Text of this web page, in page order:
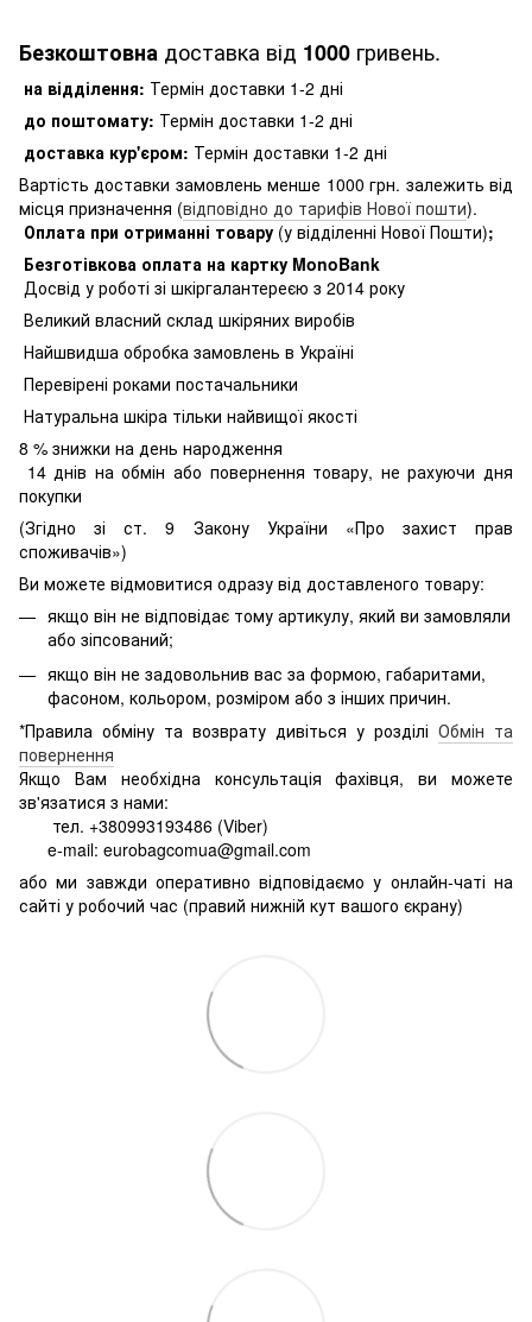
Безкоштовна доставка від 1000 гривень.
на відділення: Термін доставки 1-2 дні
до поштомату: Термін доставки 1-2 дні
доставка кур'єром: Термін доставки 1-2 дні
Вартість доставки замовлень менше 1000 грн. залежить від
місця призначення (відповідно до тарифів Нової пошти).
Оплата при отриманні товару (у відділенні Нової Пошти);
Безготівкова оплата на картку MonoBank
Досвід у роботі зі шкіргалантереєю з 2014 року
Великий власний склад шкіряних виробів
Найшвидша обробка замовлень в Україні
Перевірені роками постачальники
Натуральна шкіра тільки найвищої якості
8 % знижки на день народження
14 днів на обмін або повернення товару, не рахуючи дня
покупки
(Згідно зі ст. 9 Закону України «Про захист прав
споживачів»)
Ви можете відмовитися одразу від доставленого товару:
якщо він не відповідає тому артикулу, який ви замовляли
або зіпсований;
якщо він не задовольнив вас за формою, габаритами,
фасоном, кольором, розміром або з інших причин.
*Правила обміну та возврату дивіться у розділі Обмін та
повернення
Якщо Вам необхідна консультація фахівця, ви можете
зв'язатися з нами:
тел. +380993193486 (Viber)
e-mail: eurobagcomua@gmail.com
або ми завжди оперативно відповідаємо у онлайн-чаті на
сайті у робочий час (правий нижній кут вашого єкрану)